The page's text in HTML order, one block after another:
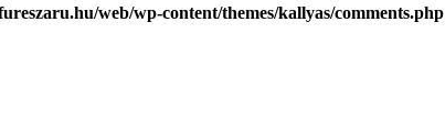
web/wp-content/themes/kallyas/comments.php